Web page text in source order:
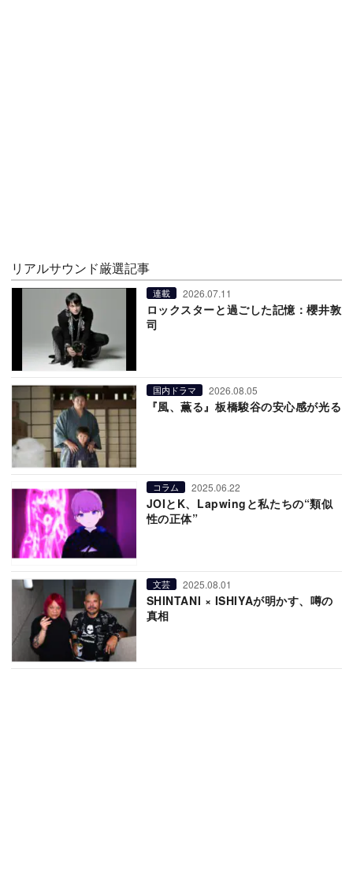
リアルサウンド厳選記事
連載 2026.07.11
ロックスターと過ごした記憶：櫻井敦
司
国内ドラマ 2026.08.05
『風、薫る』板橋駿谷の安心感が光る
コラム 2025.06.22
JOIとK、Lapwingと私たちの“類似
性の正体”
文芸 2025.08.01
SHINTANI × ISHIYAが明かす、噂の
真相